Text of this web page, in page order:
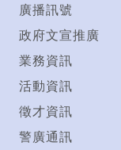
廣播訊號
政府文宣推廣
業務資訊
活動資訊
徵才資訊
警廣通訊